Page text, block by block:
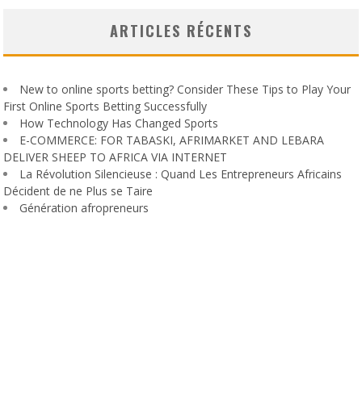
ARTICLES RÉCENTS
New to online sports betting? Consider These Tips to Play Your
First Online Sports Betting Successfully
How Technology Has Changed Sports
E-COMMERCE: FOR TABASKI, AFRIMARKET AND LEBARA
DELIVER SHEEP TO AFRICA VIA INTERNET
La Révolution Silencieuse : Quand Les Entrepreneurs Africains
Décident de ne Plus se Taire
Génération afropreneurs